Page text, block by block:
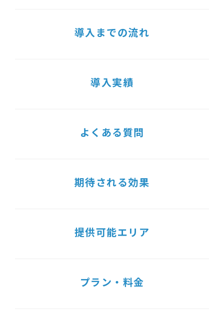
導入までの流れ
導入実績
よくある質問
期待される効果
提供可能エリア
プラン・料金